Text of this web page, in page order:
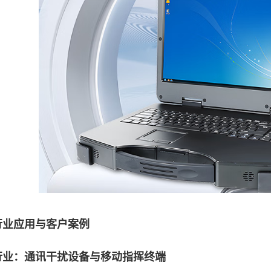
应用与客户案例
通讯干扰设备与移动指挥终端